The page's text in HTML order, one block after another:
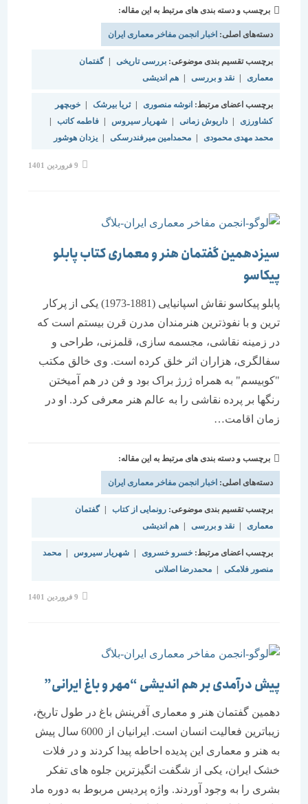
برچسب و دسته بندی های مرتبط به این مقاله:
دسته‌های اصلی:اخبار انجمن مفاخر معماری ایران
برچسب تقسیم بندی موضوعی:بررسی تاریخی |
گفتمان
معماری | نقد و بررسی | هم اندیشی
برچسب اعضای مرتبط:انوشه منصوری | ثریا بیرشک |
خوبچهر
کشاورزی
| داریوش زمانی | شهریار سیروس | فاطمه کاتب |
محمد مهدی محمودی | محمدامین میرفندرسکی | یزدان هوشور
سیزدهمین گفتمان هنر و معماری کتاب پابلو
پیکاسو
پابلو پیکاسو نقاش اسپانیایی (1881-1973) یکی از پرکار
ترین و با نفوذترین هنرمندان مدرن قرن بیستم است که
در زمینه نقاشی، مجسمه سازی، قلمزنی، طراحی و
سفالگری، هزاران اثر خلق کرده است. وی خالق مکتب
"کوبیسم" به همراه ژرژ براک بود و فن در هم آمیختن
رنگها بر پرده نقاشی را به عالم هنر معرفی کرد. او در
زمان اقامت…
برچسب و دسته بندی های مرتبط به این مقاله:
دسته‌های اصلی:اخبار انجمن مفاخر معماری ایران
برچسب تقسیم بندی موضوعی:رونمایی از کتاب |
گفتمان
معماری | نقد و بررسی | هم اندیشی
برچسب اعضای مرتبط:خسرو خسروی | شهریار سیروس |
محمد
منصور فلامکی | محمدرضا اصلانی
پیش درآمدی بر هم اندیشی “مهر و باغ ایرانی”
دهمین گفتمان هنر و معماری آفرینش باغ در طول تاریخ،
زیباترین فعالیت انسان است. ایرانیان از 6000 سال پیش
به هنر و معماری این پدیده احاطه پیدا کردند و در فلات
خشک ایران، یکی از شگفت انگیزترین جلوه های تفکر
بشری را به وجود آوردند. واژه پردیس مربوط به دوره ماد